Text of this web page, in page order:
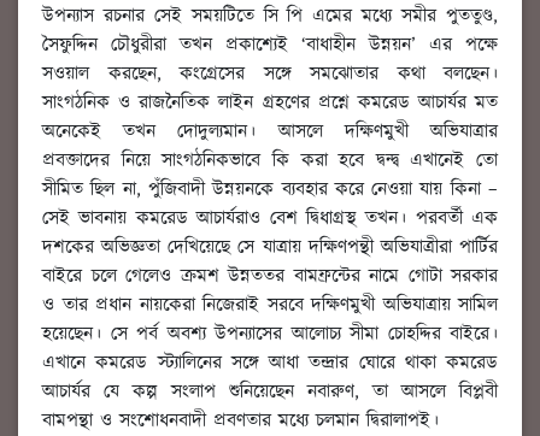
উপন্যাস রচনার সেই সময়টিতে সি পি এমের মধ্যে সমীর পুততুণ্ড,
সৈফুদ্দিন চৌধুরীরা তখন প্রকাশ্যেই ‘বাধাহীন উন্নয়ন’ এর পক্ষে
সওয়াল করছেন, কংগ্রেসের সঙ্গে সমঝোতার কথা বলছেন।
সাংগঠনিক ও রাজনৈতিক লাইন গ্রহণের প্রশ্নে কমরেড আচার্যর মত
অনেকেই তখন দোদুল্যমান। আসলে দক্ষিণমুখী অভিযাত্রার
প্রবক্তাদের নিয়ে সাংগঠনিকভাবে কি করা হবে দ্বন্দ্ব এখানেই তো
সীমিত ছিল না, পুঁজিবাদী উন্নয়নকে ব্যবহার করে নেওয়া যায় কিনা –
সেই ভাবনায় কমরেড আচার্যরাও বেশ দ্বিধাগ্রস্থ তখন। পরবর্তী এক
দশকের অভিজ্ঞতা দেখিয়েছে সে যাত্রায় দক্ষিণপন্থী অভিযাত্রীরা পার্টির
বাইরে চলে গেলেও ক্রমশ উন্নততর বামফ্রন্টের নামে গোটা সরকার
ও তার প্রধান নায়কেরা নিজেরাই সরবে দক্ষিণমুখী অভিযাত্রায় সামিল
হয়েছেন। সে পর্ব অবশ্য উপন্যাসের আলোচ্য সীমা চোহদ্দির বাইরে।
এখানে কমরেড স্ট্যালিনের সঙ্গে আধা তন্দ্রার ঘোরে থাকা কমরেড
আচার্যর যে কল্প সংলাপ শুনিয়েছেন নবারুণ, তা আসলে বিপ্লবী
বামপন্থা ও সংশোধনবাদী প্রবণতার মধ্যে চলমান দ্বিরালাপই।